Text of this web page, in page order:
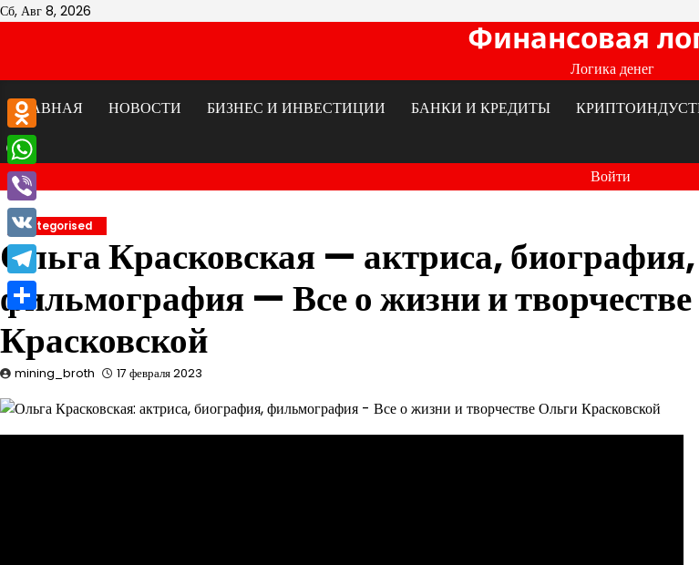
Перейти
Сб, Авг 8, 2026
Финансовая
Логика денег
ГЛАВНАЯ
НОВОСТИ БИЗНЕС И ИНВЕСТИЦИИ БАНКИ И КРЕДИТЫ
Войти
Uncategorised
Ольга Красковская — актриса, биография,
фильмография — Все о жизни и
Красковской
mining_broth 17 февраля 2023
Odnoklassniki
WhatsApp
Viber
VK
Telegram
Отправить